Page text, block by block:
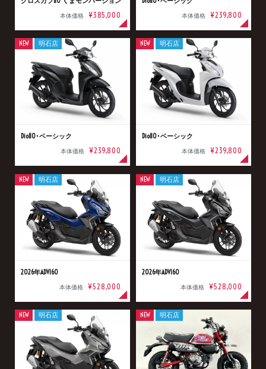
本体価格 ¥385,000 本体価格 ¥239,800
Dio110･ベーシック
本体価格 ¥239,800
NEW 明石店
Dio110･ベーシック
本体価格 ¥239,800
NEW 明石店
2026年ADV160
本体価格 ¥528,000
NEW 明石店
2026年ADV160
本体価格 ¥528,000
NEW 明石店
NEW 明石店 NEW 明石店